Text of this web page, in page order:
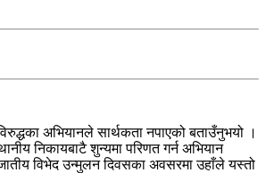
अभियानले सार्थकता नपाएको बताउँनुभयो ।
निकायबाटै शुन्यमा परिणत गर्न अभियान
जातीय विभेद उन्मुलन दिवसका अवसरमा उहाँले यस्तो